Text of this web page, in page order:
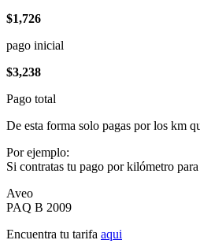
$1,726
pago inicial
$3,238
Pago total
De esta forma solo pagas por los km
Por ejemplo:
Si contratas tu pago por kilómetro
Aveo
PAQ B 2009
Encuentra tu tarifa aqui